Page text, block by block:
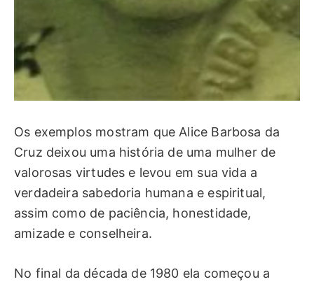
Os exemplos mostram que Alice Barbosa da
Cruz deixou uma história de uma mulher de
valorosas virtudes e levou em sua vida a
verdadeira sabedoria humana e espiritual,
assim como de paciência, honestidade,
amizade e conselheira.
No final da década de 1980 ela começou a